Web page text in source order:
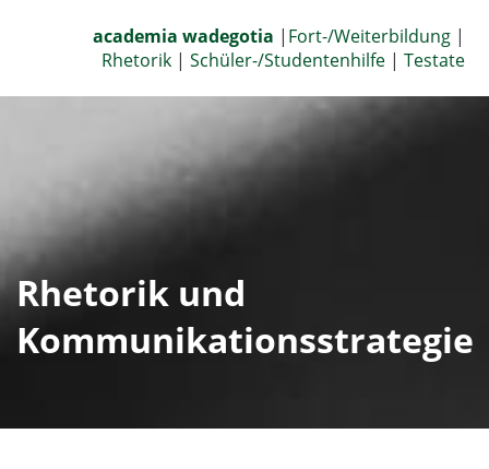
academia wadegotia | Fort-/Weiterbildung|
Rhetorik| Schüler-/Studentenhilfe| Testate
Rhetorik und
Kommunikationsstrategie